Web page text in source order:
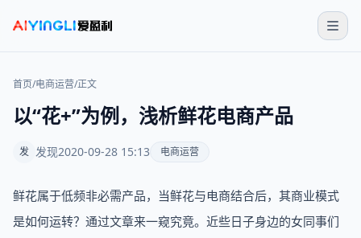
首页/电商运营/正文
以“花+”为例，浅析鲜花电商产品
发 发现2020-09-28 15:13 电商运营
鲜花属于低频非必需产品，当鲜花与电商结合后，其商业模式
是如何运转？通过文章来一窥究竟。近些日子身边的女同事们